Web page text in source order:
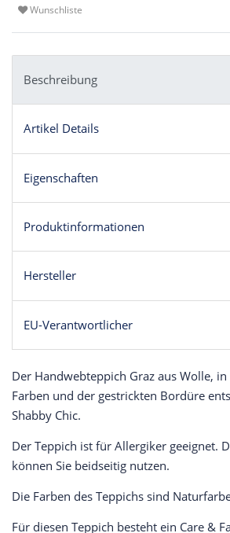
Wunschliste
Beschreibung
Artikel Details
Eigenschaften
Produktinformationen
Hersteller
EU-Verantwortlicher
Der Handwebteppich Graz aus Wolle,
Farben und der gestrickten Bordüre
Shabby Chic.
Der Teppich ist für Allergiker geeignet.
können Sie beidseitig nutzen.
Die Farben des Teppichs sind
Für diesen Teppich besteht ein Care &